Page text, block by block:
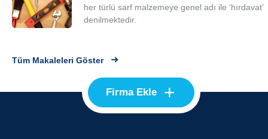
her türlü sarf malzemeye genel adı ile ‘hırdavat’
denilmektedir.
Tüm Makaleleri Göster
Firma Ekle +